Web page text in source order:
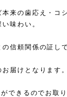
来の歯応え・コ
味わい。
信頼関係の証し
届けとなります。
できるのでお取